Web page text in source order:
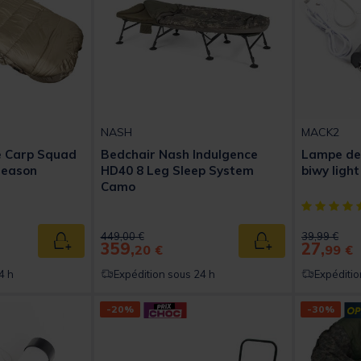
Carp Squad
Ajouter au panier
h
NASH
Bedchair Nash Indulgence
HD40 8 Leg Sleep System
Camo
Price reduced from
449,00 €to
359,20 € Ajouter au panier
Expédition sous 24 h
MACK2
Lampe
biwy
[object
Price
39,99 €to
27,99 €
-20% -30%